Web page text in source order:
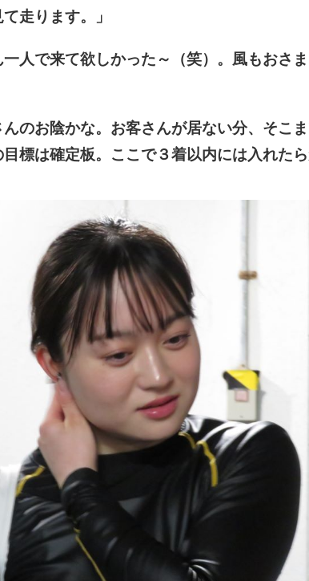
走ります。」
で来て欲しかった～（笑）。風もおさ
お陰かな。お客さんが居ない分、そこま
標は確定板。ここで３着以内には入れたら